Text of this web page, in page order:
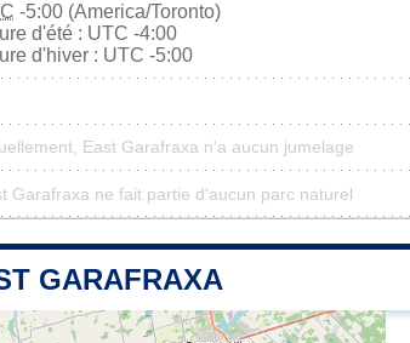
-5:00 (America/Toronto)
d'été : UTC -4:00
d'hiver : UTC -5:00
East Garafraxa n'a aucun jumelage
Garafraxa ne fait partie d'aucun parc naturel
GARAFRAXA